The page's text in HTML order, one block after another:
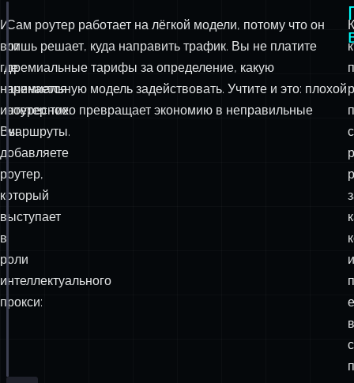
И
вот
где
начинается
интересное.
Вы
добавляете
роутер,
который
выступает
в
роли
интеллектуального
прокси:
export const routerAgent = new Agent({
id: 'router-agent',
instructions
`You are an intelligent router.
- Coding -> Claude
- Poetry -> Gemini
- Facts -> GPT
model
gpt-5-
agents
claudeAgent,
});
Сам роутер работает на лёгкой модели, потому что он
лишь решает, куда направить трафик. Вы не платите
премиальные тарифы за определение, какую
премиальную модель задействовать. Учтите и это: плохой
роутер тихо превращает экономию в неправильные
маршруты.
и